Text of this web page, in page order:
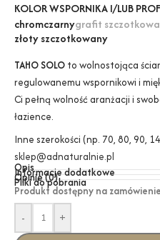
KOLOR WSPORNIKA I/LUB
chromczarnygrafit
złoty szczotkowany
TAHO SOLO to wolnostojąca
regulowanemu wspornikowi i
Ci pełną wolność aranżacji i
łazience.
Inne szerokości (np. 70, 80, 90,
sklep@adnaturalnie.pl
Opis
Informacje dodatkowe
Opinie (0)
Pliki do pobrania
Produkt dostępny na zamówienie
-
+